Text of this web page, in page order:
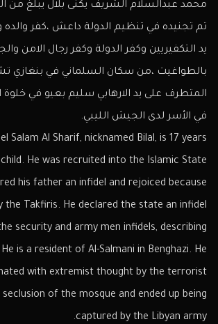
تم تجنيده في تنظيم الدولة داعش ،كفر والده
يد التكفيريين وكفر الدولة وكفر رجال الامن
بالطواغيت ،من سكان السلماني في بنغازي
المتطرف على يد الارهابي سليم بعيو في
في الأسر لدى الجيش الليبي.
Salam Al Sharif, nicknamed Bilal, is 17 years
He was recruited into the Islamic State
his father an infidel and rejoiced because
the Takfiris. He declared the state an infidel
security and army men infidels, describing
is a resident of Al-Salmani in Benghazi. He
with extremist thought by the terrorist
seclusion of the mosque and ended up being
captured by the Libyan army.